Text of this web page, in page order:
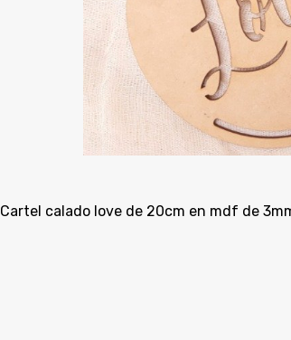
Cartel calado love de 20cm en mdf de